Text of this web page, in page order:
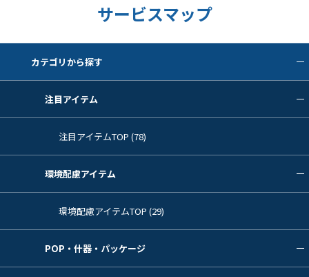
サービスマップ
カテゴリから探す
注目アイテム
注目アイテムTOP (78)
環境配慮アイテム
環境配慮アイテムTOP (29)
POP・什器・パッケージ